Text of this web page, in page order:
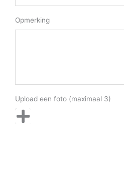
Opmerking
Upload een foto (maximaal 3)